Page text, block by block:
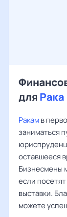
для Рака
Ракамв
заниматься
оставшееся
Бизнесмены
если
выставки.
можете